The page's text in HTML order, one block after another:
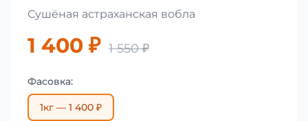
Сушёная астраханская вобла
1 400 ₽ 1 550 ₽
Фасовка:
1кг — 1 400 ₽